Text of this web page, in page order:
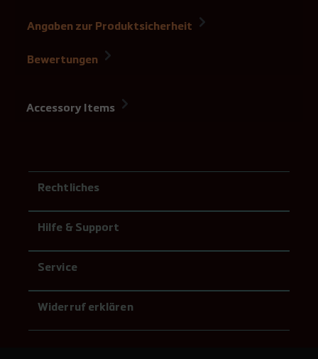
Angaben zur Produktsicherheit
Bewertungen
Accessory Items
Rechtliches
Hilfe & Support
Service
Widerruf erklären